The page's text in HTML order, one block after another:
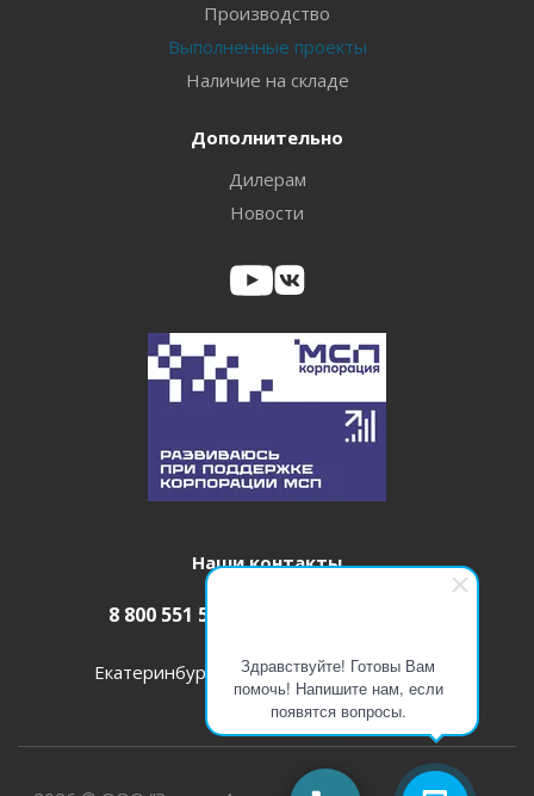
Здравствуйте! Готовы Вам
помочь! Напишите нам, если
появятся вопросы.
Производство
Выполненные проекты
Наличие на складе
Дополнительно
Дилерам
Новости
Наши контакты
8 800 551 52 08
Екатеринбург , ул. Николая Островского, 2/2